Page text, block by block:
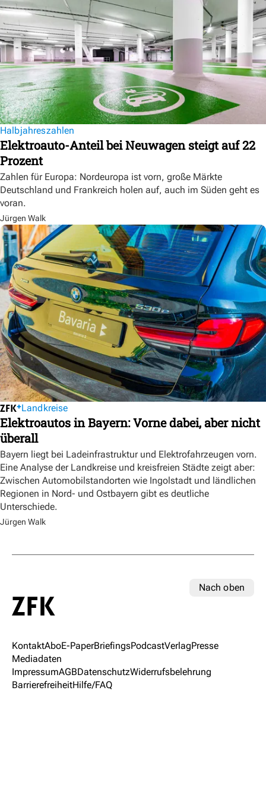
Halbjahreszahlen
Elektroauto-Anteil bei Neuwagen steigt auf 22
Prozent
Zahlen für Europa: Nordeuropa ist vorn, große Märkte
Deutschland und Frankreich holen auf, auch im Süden geht es
voran.
Jürgen Walk
Landkreise
Elektroautos in Bayern: Vorne dabei, aber nicht
überall
Bayern liegt bei Ladeinfrastruktur und Elektrofahrzeugen vorn.
Eine Analyse der Landkreise und kreisfreien Städte zeigt aber:
Zwischen Automobilstandorten wie Ingolstadt und ländlichen
Regionen in Nord- und Ostbayern gibt es deutliche
Unterschiede.
Jürgen Walk
Nach oben
KontaktAboE-PaperBriefingsPodcastVerlagPresse
Mediadaten
ImpressumAGBDatenschutzWiderrufsbelehrung
BarrierefreiheitHilfe/FAQ